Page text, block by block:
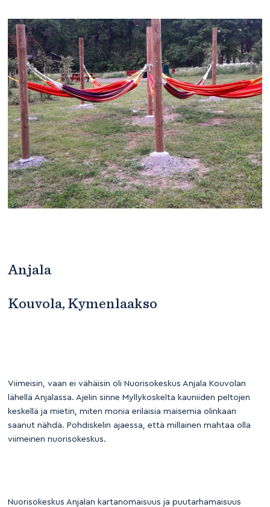
Anjala
Kouvola, Kymenlaakso
Viimeisin, vaan ei vähäisin oli Nuorisokeskus Anjala Kouvolan
lähellä Anjalassa. Ajelin sinne Myllykoskelta kauniiden peltojen
keskellä ja mietin, miten monia erilaisia maisemia olinkaan
saanut nähdä. Pohdiskelin ajaessa, että millainen mahtaa olla
viimeinen nuorisokeskus.
Nuorisokeskus Anjalan kartanomaisuus ja puutarhamaisuus